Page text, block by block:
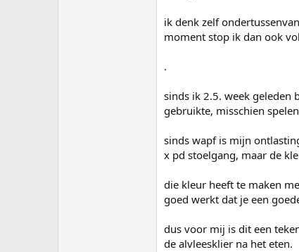
ik denk zelf
moment stop ik dan ook
.
sinds ik 2.5. week geleden
gebruikte, misschien
sinds wapf is mijn
x pd stoelgang, maar de
die kleur heeft te maken
goed werkt dat je een
dus voor mij is dit een
de alvleesklier na het eten.